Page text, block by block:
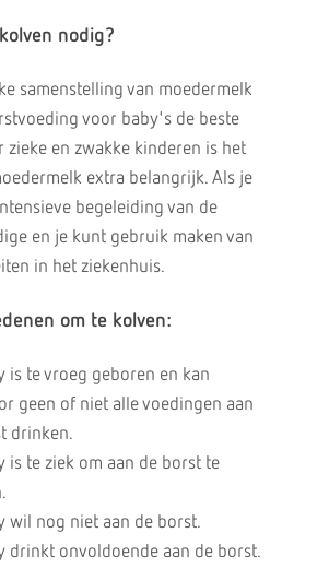
nodig?
samenstelling van moedermelk
voor baby's de beste
zieke en zwakke kinderen is het
extra belangrijk. Als je
begeleiding van de
en je kunt gebruik maken van
in het ziekenhuis.
om tekolven:
is te vroeg geboren en kan
geen of niet alle voedingen aan
drinken.
is te ziek om aan de borst te
wil nog niet aan de borst.
drinkt onvoldoende aan de borst.